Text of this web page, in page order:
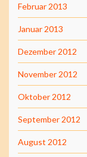
Februar 2013
Januar 2013
Dezember 2012
November 2012
Oktober 2012
September 2012
August 2012